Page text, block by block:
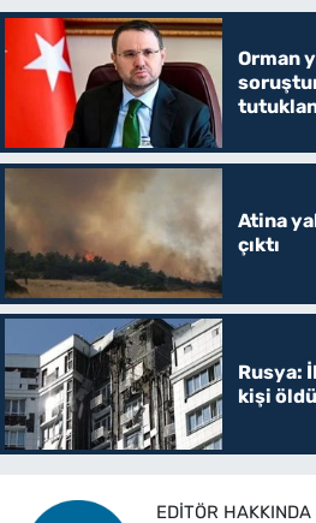
Orman
Atina
çıktı
Rusya:
kişi öldü
EDITÖR HAKKINDA